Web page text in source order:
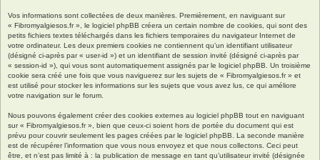
Vos informations sont collectées de deux manières. Premièrement, en naviguant sur
« Fibromyalgiesos.fr », le logiciel phpBB créera un certain nombre de cookies, qui sont des
petits fichiers textes téléchargés dans les fichiers temporaires du navigateur Internet de
votre ordinateur. Les deux premiers cookies ne contiennent qu’un identifiant utilisateur
(désigné ci-après par « user-id ») et un identifiant de session invité (désigné ci-après par
« session-id »), qui vous sont automatiquement assignés par le logiciel phpBB. Un troisième
cookie sera créé une fois que vous naviguerez sur les sujets de « Fibromyalgiesos.fr » et
est utilisé pour stocker les informations sur les sujets que vous avez lus, ce qui améliore
votre navigation sur le forum.
Nous pouvons également créer des cookies externes au logiciel phpBB tout en naviguant
sur « Fibromyalgiesos.fr », bien que ceux-ci soient hors de portée du document qui est
prévu pour couvrir seulement les pages créées par le logiciel phpBB. La seconde manière
est de récupérer l’information que vous nous envoyez et que nous collectons. Ceci peut
être, et n’est pas limité à : la publication de message en tant qu’utilisateur invité (désignée